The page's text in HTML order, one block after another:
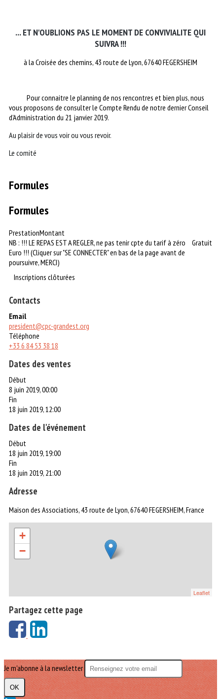
... ET N'OUBLIONS PAS LE MOMENT DE CONVIVIALITE QUI
SUIVRA !!!
à la Croisée des chemins, 43 route de Lyon, 67640 FEGERSHEIM
Pour connaitre le planning de nos rencontres et bien plus, nous
vous proposons de consulter le Compte Rendu de notre dernier Conseil
d'Administration du 21 janvier 2019.
Au plaisir de vous voir ou vous revoir.
Le comité
Formules
Formules
PrestationMontant
NB : !!! LE REPAS EST A REGLER, ne pas tenir cpte du tarif à zéro
Euro !!! (Cliquer sur "SE CONNECTER" en bas de la page avant de
poursuivre, MERCI)
Gratuit
Inscriptions clôturées
Contacts
Email
president@cpc-grandest.org
Téléphone
+33 6 84 53 38 18
Dates des ventes
Début
8 juin 2019, 00:00
Fin
18 juin 2019, 12:00
Dates de l'événement
Début
18 juin 2019, 19:00
Fin
18 juin 2019, 21:00
Adresse
Maison des Associations, 43 route de Lyon, 67640 FEGERSHEIM, France
+
−
Leaflet
Partagez cette page
Je m'abonne à la newsletter
OK